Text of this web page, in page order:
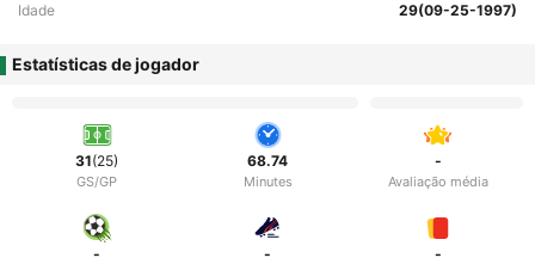
Idade 29(09-25-1997)
Estatísticas de jogador
31(25)
GS/GP
68.74
Minutes
-
Avaliação média
- - -